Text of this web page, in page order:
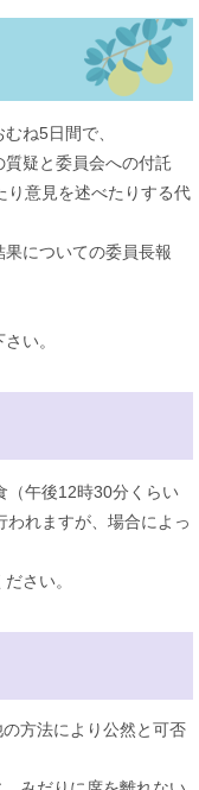
ね5日間で、
疑と委員会への付託
り意見を述べたりする代
についての委員長報
い。
（午後12時30分くらい
れますが、場合によっ
さい。
方法により公然と可否